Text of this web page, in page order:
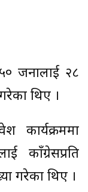
जनालाई २८
थिए ।
कार्यक्रममा
काँग्रेसप्रति
गरेका थिए ।